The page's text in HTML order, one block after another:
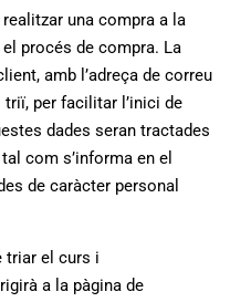
una compra a la
procés de compra. La
amb l’adreça de correu
per facilitar l’inici de
dades seran tractades
com s’informa en el
de caràcter personal
triar el curs i
a la pàgina de